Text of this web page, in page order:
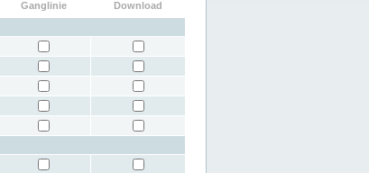
Ganglinie
Download